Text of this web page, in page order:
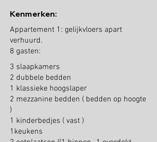
Kenmerken:
Appartement 1: gelijkvloers apart
verhuurd.
8 gasten:
3 slaapkamers
2 dubbele bedden
1 klassieke hoogslaper
2 mezzanine bedden ( bedden op hoogte
)
1 kinderbedjes ( vast )
1keukens